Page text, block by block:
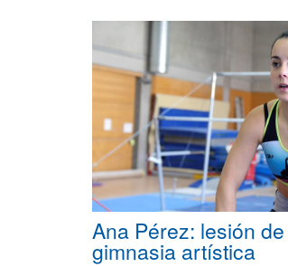
Ana Pérez: lesión
gimnasia artística